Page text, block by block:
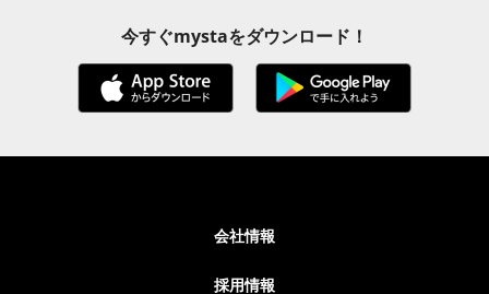
今すぐmystaをダウンロード！
会社情報
採用情報